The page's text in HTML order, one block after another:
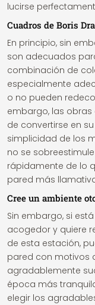
lucirse
Cuadros de Boris
En principio, sin
son adecuados
combinación de
especialmente
o no pueden
embargo, las
de convertirse en
simplicidad de los
no se
rápidamente de lo
pared más
Cree un ambiente
Sin embargo, si
acogedor y quiere
de esta estación,
pared con motivos
agradablemente
época más
elegir los